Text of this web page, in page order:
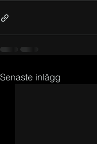
Senaste inlägg